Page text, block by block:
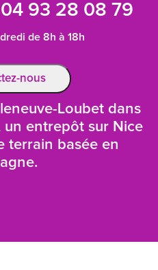
04 93 28 08 79
de 8h à 18h
nous
Loubet dans
un entrepôt sur Nice
terrain basée en